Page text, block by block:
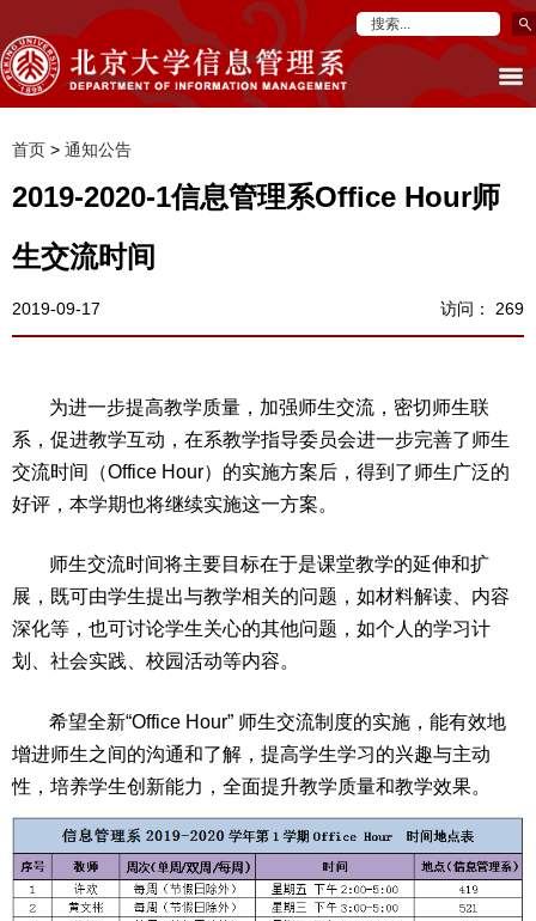
首页 > 通知公告
2019-2020-1信息管理系Office Hour师
生交流时间
2019-09-17 访问： 269
为进一步提高教学质量，加强师生交流，密切师生联
系，促进教学互动，在系教学指导委员会进一步完善了师生
交流时间（Office Hour）的实施方案后，得到了师生广泛的
好评，本学期也将继续实施这一方案。
师生交流时间将主要目标在于是课堂教学的延伸和扩
展，既可由学生提出与教学相关的问题，如材料解读、内容
深化等，也可讨论学生关心的其他问题，如个人的学习计
划、社会实践、校园活动等内容。
希望全新“Office Hour” 师生交流制度的实施，能有效地
增进师生之间的沟通和了解，提高学生学习的兴趣与主动
性，培养学生创新能力，全面提升教学质量和教学效果。